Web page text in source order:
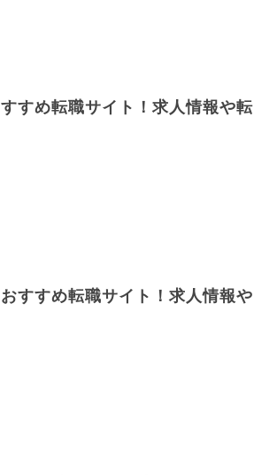
すめ転職サイト！求人情報や転
すすめ転職サイト！求人情報や